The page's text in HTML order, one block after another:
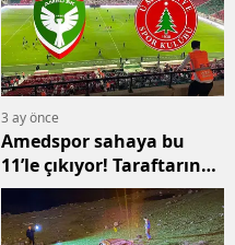
mücadelesi veriyor
3 ay önce
Amedspor sahaya bu
11’le çıkıyor! Taraftarın
beklediği kadro açıklandı